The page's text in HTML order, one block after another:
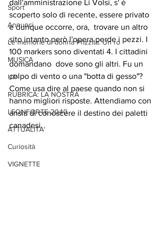
Sport
Annunci
Le memorie di donna Prizzita. Un ro
MUSICA
UP
RUBRICA: LA NOSTRA
LEONFORTE 2040
ATTUALITA'
Curiosità
VIGNETTE
dall'amministrazione Li Volsi, s' è
scoperto solo di recente, essere privato
e dunque occorre, ora,  trovare un altro
sito intanto però l'opera perde i pezzi. I
100 markers sono diventati 4. I cittadini
domandano  dove sono gli altri. Fu un
colpo di vento o una "botta di gesso"?
Come usa dire al paese quando non si
hanno migliori risposte. Attendiamo con
ansia di conoscere il destino dei paletti
canadesi.